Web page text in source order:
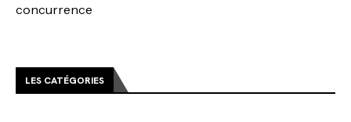
concurrence
LES CATÉGORIES